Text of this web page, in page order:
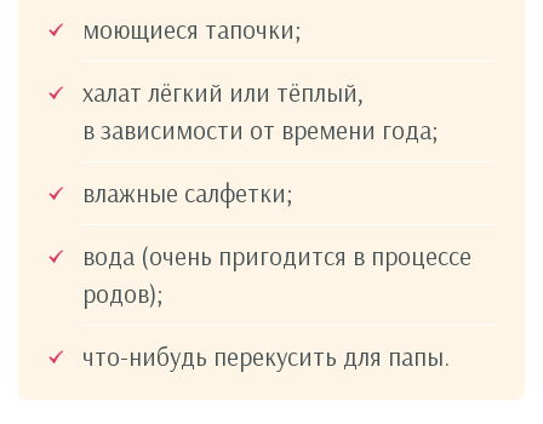
моющиеся тапочки;
халат лёгкий или тёплый,
в зависимости от времени года;
влажные салфетки;
вода (очень пригодится в процессе
родов);
что-нибудь перекусить для папы.